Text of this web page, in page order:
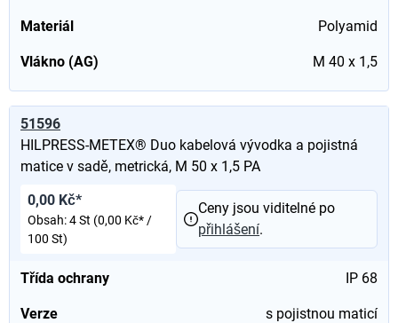
Materiál Polyamid
Vlákno (AG) M 40 x 1,5
51596
HILPRESS-METEX® Duo kabelová vývodka a pojistná
matice v sadě, metrická, M 50 x 1,5 PA
Třída ochrany IP 68
Verze s pojistnou maticí
0,00 Kč*
Obsah:4 St (0,00 Kč* /
100 St)
Ceny jsou viditelné po
přihlášení.